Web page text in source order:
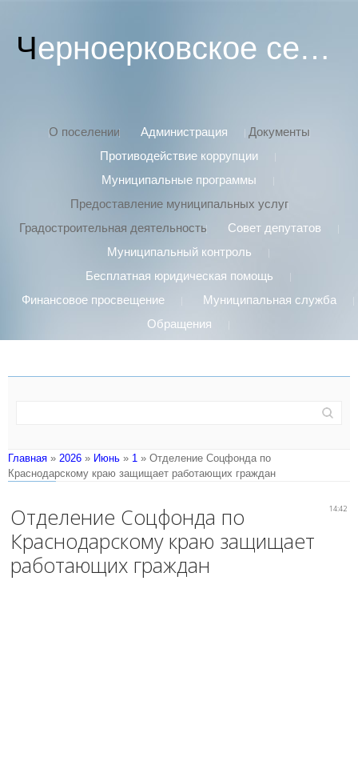
Черноерковское сельское поселение
О поселении Администрация
Документы
Противодействие коррупции
Муниципальные программы
Предоставление муниципальных услуг
Градостроительная деятельность
Совет депутатов
Муниципальный контроль
Бесплатная юридическая помощь
Финансовое просвещение
Муниципальная служба
Обращения
Главная » 2026 » Июнь » 1 » Отделение Соцфонда по
Краснодарскому краю защищает работающих граждан
14:42
Отделение Соцфонда по
Краснодарскому краю защищает
работающих граждан